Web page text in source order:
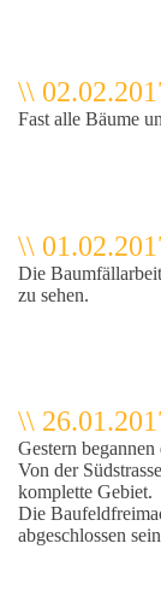
\\
Fast alle Bäume
\\
Die
zu sehen.
\\
Gestern
Von der
komplette Gebiet.
Die
abgeschlossen